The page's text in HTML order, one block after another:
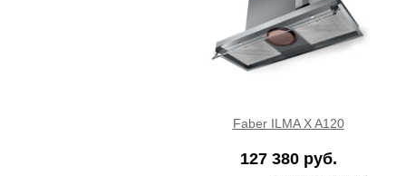
Faber ILMA X A120
127 380 руб.